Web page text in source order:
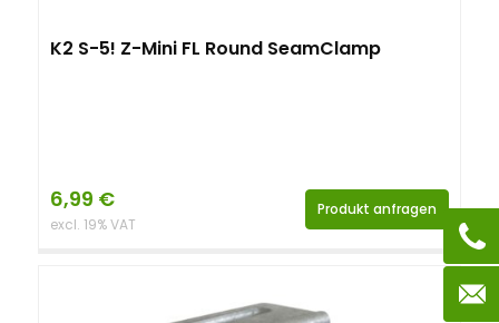
K2 S-5! Z-Mini FL Round SeamClamp
6,99 €
excl. 19% VAT
Produkt anfragen